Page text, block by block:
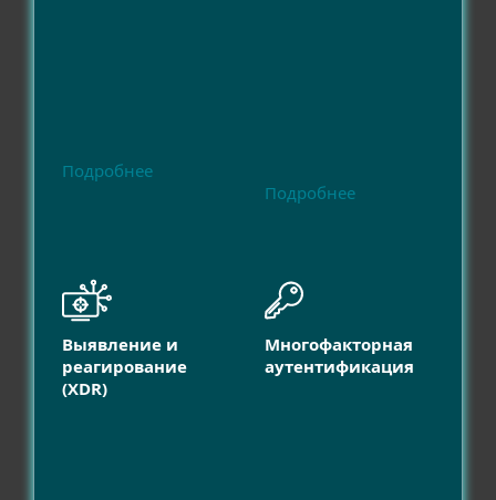
Подробнее
Подробнее
Выявление и
реагирование
(XDR)
Многофакторная
аутентификация